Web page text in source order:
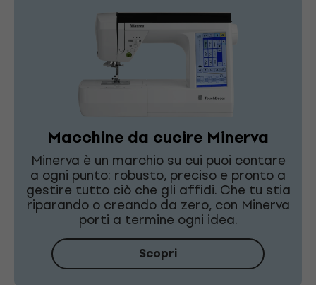
Macchine da cucire Minerva
Minerva è un marchio su cui puoi contare
a ogni punto: robusto, preciso e pronto a
gestire tutto ciò che gli affidi. Che tu stia
riparando o creando da zero, con Minerva
porti a termine ogni idea.
Scopri